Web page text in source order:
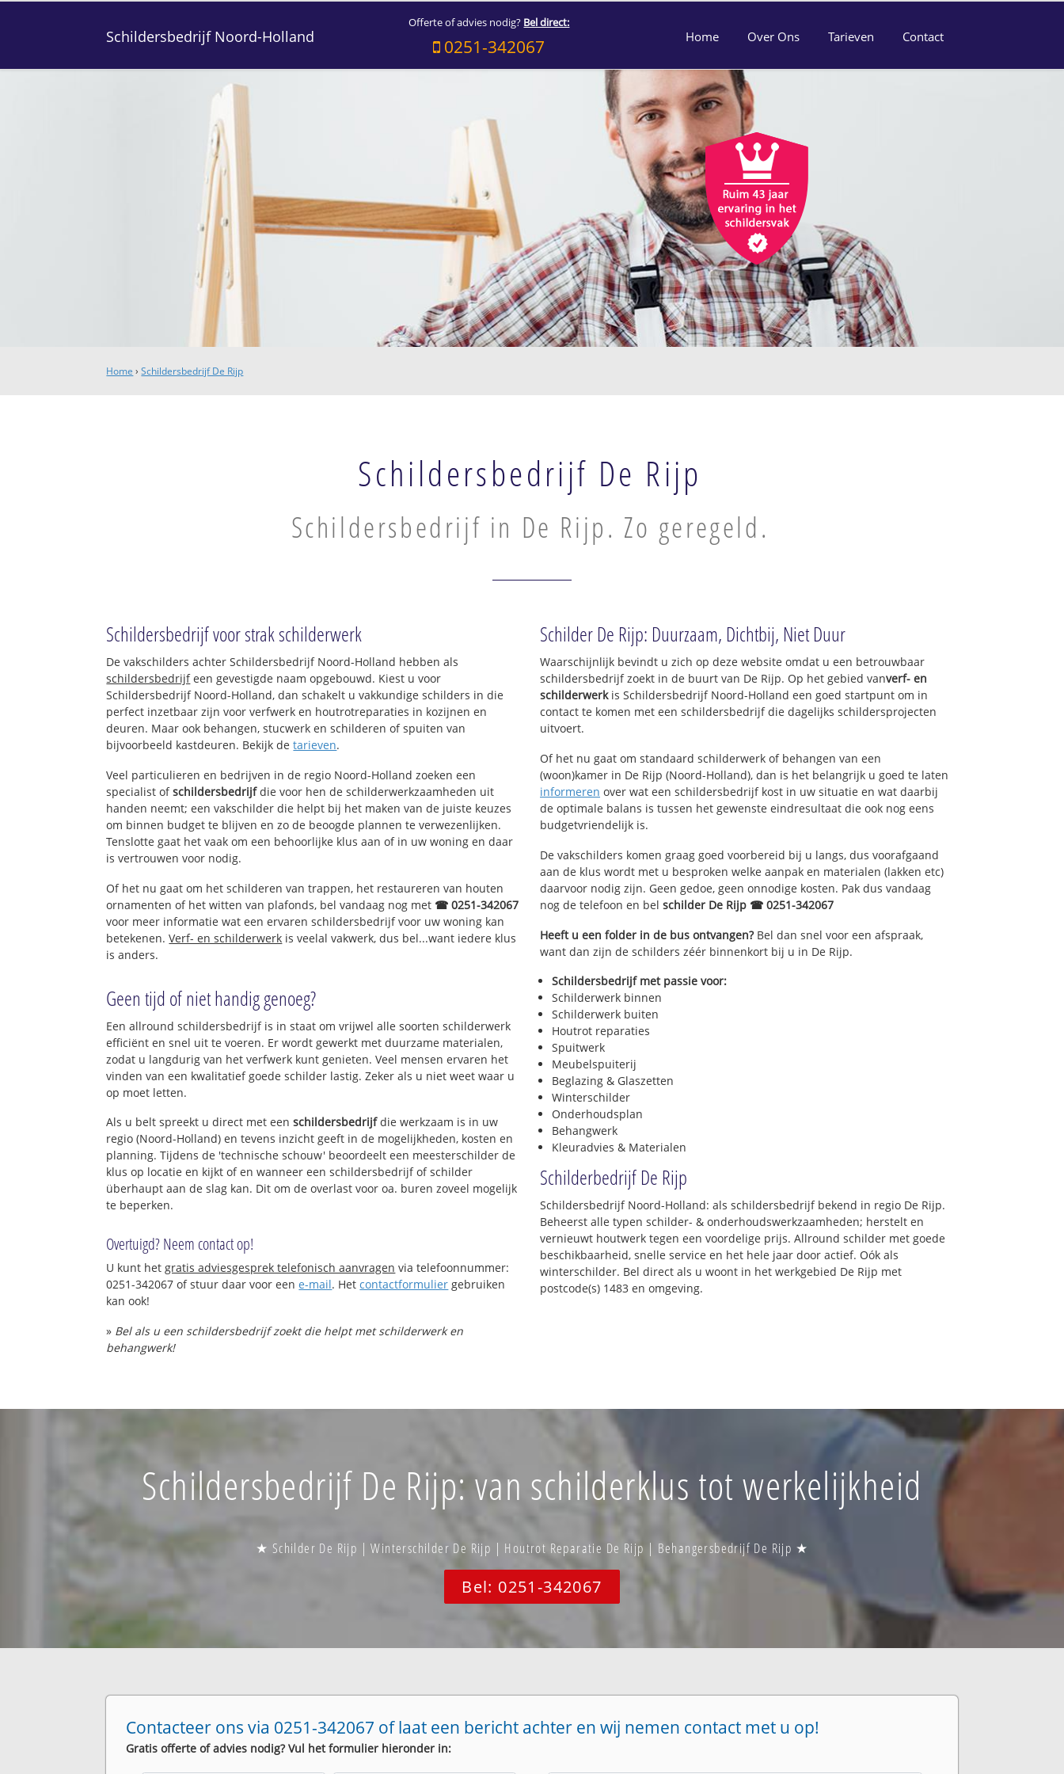
Schildersbedrijf Noord-Holland
Offerte of advies nodig? Bel direct:
0251-342067 Home Over Ons Tarieven Contact
Home ›Schildersbedrijf De Rijp
Schildersbedrijf De Rijp
Schildersbedrijf in De Rijp. Zo geregeld.
Schildersbedrijf voor strak schilderwerk
De vakschilders achter Schildersbedrijf Noord-Holland hebben als
schildersbedrijfeen gevestigde naam opgebouwd. Kiest u voor
Schildersbedrijf Noord-Holland, dan schakelt u vakkundige schilders in die
perfect inzetbaar zijn voor verfwerk en houtrotreparaties in kozijnen en
deuren. Maar ook behangen, stucwerk en schilderen of spuiten van
bijvoorbeeld kastdeuren. Bekijk detarieven.
Veel particulieren en bedrijven in de regio Noord-Holland zoeken een
specialist ofschildersbedrijfdie voor hen de schilderwerkzaamheden uit
handen neemt; een vakschilder die helpt bij het maken van de juiste keuzes
om binnen budget te blijven en zo de beoogde plannen te verwezenlijken.
Tenslotte gaat het vaak om een behoorlijke klus aan of in uw woning en daar
is vertrouwen voor nodig.
Of het nu gaat om het schilderen van trappen, het restaureren van houten
ornamenten of het witten van plafonds, bel vandaag nog met ☎ 0251-342067
voor meer informatie wat een ervaren schildersbedrijf voor uw woning kan
betekenen.Verf- en schilderwerk is veelal vakwerk, dus bel...want iedere klus
is anders.
Geen tijd of niet handig genoeg?
Een allround schildersbedrijf is in staat om vrijwel alle soorten schilderwerk
efficiënt en snel uit te voeren. Er wordt gewerkt met duurzame materialen,
zodat u langdurig van het verfwerk kunt genieten. Veel mensen ervaren het
vinden van een kwalitatief goede schilder lastig. Zeker als u niet weet waar u
op moet letten.
Als u belt spreekt u direct met eenschildersbedrijfdie werkzaam is in uw
regio (Noord-Holland) en tevens inzicht geeft in de mogelijkheden, kosten en
planning. Tijdens de 'technische schouw' beoordeelt een meesterschilder de
klus op locatie en kijkt of en wanneer een schildersbedrijf of schilder
überhaupt aan de slag kan. Dit om de overlast voor oa. buren zoveel mogelijk
te beperken.
Overtuigd? Neem contact op!
U kunt hetgratis adviesgesprek telefonisch aanvragen via telefoonnummer:
0251-342067 of stuur daar voor eene-mail. Hetcontactformulier gebruiken
kan ook!
» Bel als u een schildersbedrijf zoekt die helpt met schilderwerk en
behangwerk!
Schilder De Rijp: Duurzaam, Dichtbij, Niet Duur
Waarschijnlijk bevindt u zich op deze website omdat u een betrouwbaar
schildersbedrijf zoekt in de buurt van De Rijp. Op het gebied vanverf- en
schilderwerkis Schildersbedrijf Noord-Holland een goed startpunt om in
contact te komen met een schildersbedrijf die dagelijks schildersprojecten
uitvoert.
Of het nu gaat om standaard schilderwerk of behangen van een
(woon)kamer in De Rijp (Noord-Holland), dan is het belangrijk u goed te laten
informeren over wat een schildersbedrijf kost in uw situatie en wat daarbij
de optimale balans is tussen het gewenste eindresultaat die ook nog eens
budgetvriendelijk is.
De vakschilders komen graag goed voorbereid bij u langs, dus voorafgaand
aan de klus wordt met u besproken welke aanpak en materialen (lakken etc)
daarvoor nodig zijn. Geen gedoe, geen onnodige kosten. Pak dus vandaag
nog de telefoon en bel schilder De Rijp ☎ 0251-342067
Heeft u een folder in de bus ontvangen?Bel dan snel voor een afspraak,
want dan zijn de schilders zéér binnenkort bij u in De Rijp.
Schildersbedrijf met passie voor:
Schilderwerk binnen
Schilderwerk buiten
Houtrot reparaties
Spuitwerk
Meubelspuiterij
Beglazing & Glaszetten
Winterschilder
Onderhoudsplan
Behangwerk
Kleuradvies & Materialen
Schilderbedrijf De Rijp
Schildersbedrijf Noord-Holland: als schildersbedrijf bekend in regio De Rijp.
Beheerst alle typen schilder- & onderhoudswerkzaamheden; herstelt en
vernieuwt houtwerk tegen een voordelige prijs. Allround schilder met goede
beschikbaarheid, snelle service en het hele jaar door actief. Oók als
winterschilder. Bel direct als u woont in het werkgebied De Rijp met
postcode(s) 1483 en omgeving.
Schildersbedrijf De Rijp: van schilderklus tot werkelijkheid
★ Schilder De Rijp | Winterschilder De Rijp | Houtrot Reparatie De Rijp | Behangersbedrijf De Rijp ★
Bel: 0251-342067
Contacteer ons via 0251-342067 of laat een bericht achter en wij nemen contact met u op!
Gratis offerte of advies nodig? Vul het formulier hieronder in: